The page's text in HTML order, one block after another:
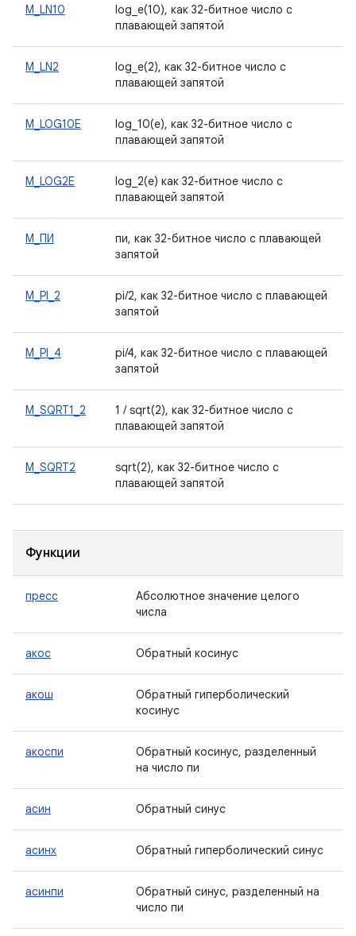
M_LN10
log_e(10), как 32-битное число с
плавающей запятой
M_LN2
log_e(2), как 32-битное число с
плавающей запятой
M_LOG10E
log_10(e), как 32-битное число с
плавающей запятой
M_LOG2E
log_2(e) как 32-битное число с
плавающей запятой
М_ПИ
пи, как 32-битное число с плавающей
запятой
M_PI_2
pi/2, как 32-битное число с плавающей
запятой
M_PI_4
pi/4, как 32-битное число с плавающей
запятой
M_SQRT1_2
1 / sqrt(2), как 32-битное число с
плавающей запятой
M_SQRT2
sqrt(2), как 32-битное число с
плавающей запятой
Функции
пресс
Абсолютное значение целого
числа
акос Обратный косинус
акош
Обратный гиперболический
косинус
акоспи
Обратный косинус, разделенный
на число пи
асин Обратный синус
асинх Обратный гиперболический синус
асинпи
Обратный синус, разделенный на
число пи